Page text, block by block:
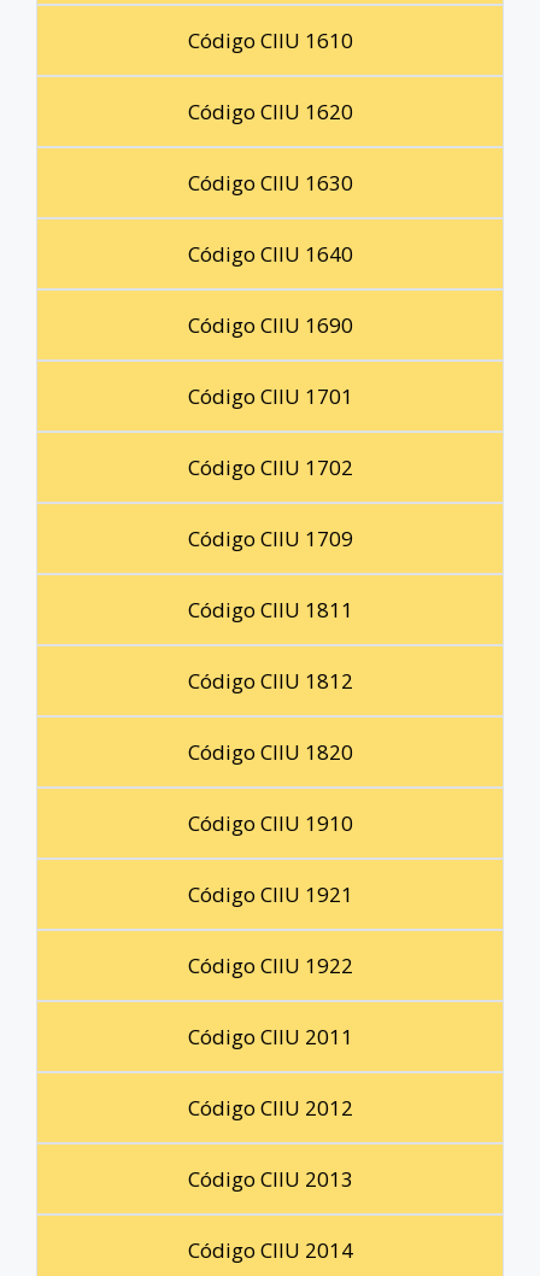
Código CIIU 1610
Código CIIU 1620
Código CIIU 1630
Código CIIU 1640
Código CIIU 1690
Código CIIU 1701
Código CIIU 1702
Código CIIU 1709
Código CIIU 1811
Código CIIU 1812
Código CIIU 1820
Código CIIU 1910
Código CIIU 1921
Código CIIU 1922
Código CIIU 2011
Código CIIU 2012
Código CIIU 2013
Código CIIU 2014